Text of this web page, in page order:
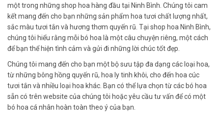
một trong những shop hoa hàng đầu tại Ninh Bình. Chúng tôi cam
kết mang đến cho bạn những sản phẩm hoa tươi chất lượng nhất,
sắc màu tươi tắn và hương thơm quyến rũ. Tại shop hoa Ninh Bình,
chúng tôi hiểu rằng mỗi bó hoa là một câu chuyện riêng, một cách
để bạn thể hiện tình cảm và gửi đi những lời chúc tốt đẹp.
Chúng tôi mang đến cho bạn một bộ sưu tập đa dạng các loại hoa,
từ những bông hồng quyến rũ, hoa ly tinh khôi, cho đến hoa cúc
tươi tắn và nhiều loại hoa khác. Bạn có thể lựa chọn từ các bó hoa
sẵn có trên website của chúng tôi hoặc yêu cầu tư vấn để có một
bó hoa cá nhân hoàn toàn theo ý của bạn.